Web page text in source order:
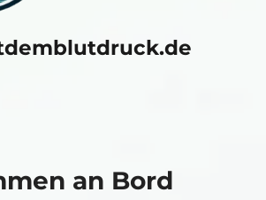
an Bord